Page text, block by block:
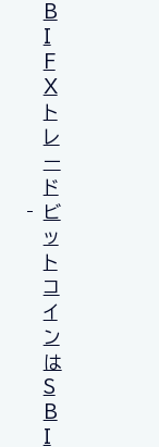
B
I
F
X
ト
レ
ー
ド
ビ
ッ
ト
コ
イ
ン
は
S
B
I